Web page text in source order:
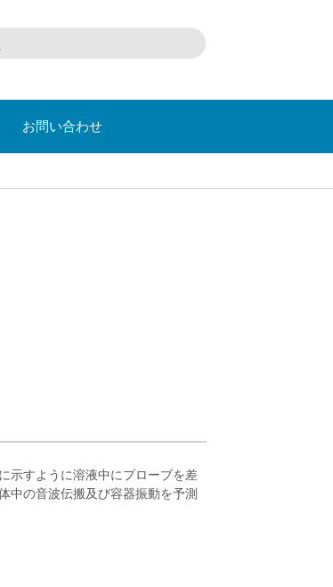
お問い合わせ
示すように溶液中にプローブを差
中の音波伝搬及び容器振動を予測